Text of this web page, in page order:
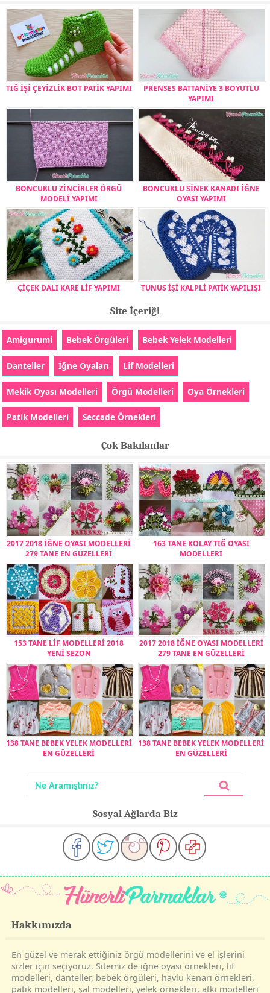
TIĞ İŞİ ÇEYİZLİK BOT PATİK YAPIMI
PRENSES BATTANİYE 3 BOYUTLU
YAPIMI
BONCUKLU ZİNCİRLER ÖRGÜ
MODELİ YAPIMI
BONCUKLU SİNEK KANADI İĞNE
OYASI YAPIMI
ÇİÇEK DALI KARE LİF YAPIMI TUNUS İŞİ KALPLİ PATİK YAPILIŞI
Site İçeriği
Amigurumi Bebek Örgüleri Bebek Yelek Modelleri
Danteller İğne Oyaları Lif Modelleri
Mekik Oyası Modelleri Örgü Modelleri Oya Örnekleri
Patik Modelleri Seccade Örnekleri
Çok Bakılanlar
2017 2018 İĞNE OYASI MODELLERİ
279 TANE EN GÜZELLERİ
163 TANE KOLAY TIĞ OYASI
MODELLERİ
153 TANE LİF MODELLERİ 2018
YENİ SEZON
2017 2018 İĞNE OYASI MODELLERİ
279 TANE EN GÜZELLERİ
138 TANE BEBEK YELEK MODELLERİ
EN GÜZELLERİ
138 TANE BEBEK YELEK MODELLERİ
EN GÜZELLERİ
Sosyal Ağlarda Biz
Hakkımızda
En güzel ve merak ettiğiniz örgü modellerini ve el işlerini
sizler için seçiyoruz. Sitemiz de iğne oyası örnekleri, lif
modelleri, danteller, bebek örgüleri, havlu kenarı örnekleri,
patik modelleri, şal modelleri, yelek örnekleri, atkı modelleri